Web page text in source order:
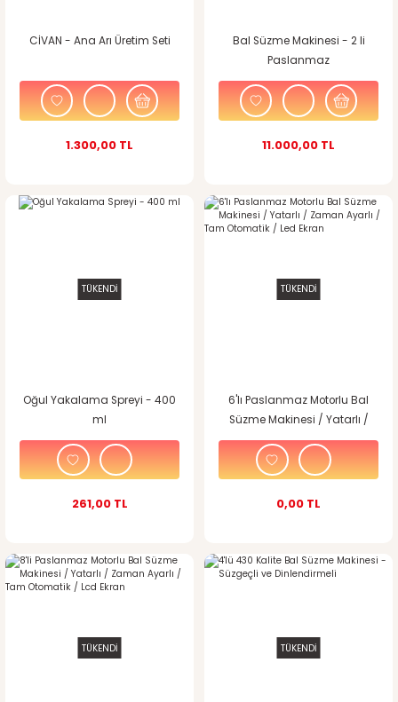
CİVAN - Ana Arı Üretim Seti
1.300,00 TL
Bal Süzme Makinesi - 2 li
Paslanmaz
11.000,00 TL
TÜKENDİ
Oğul Yakalama Spreyi - 400
ml
261,00 TL
TÜKENDİ
6'lı Paslanmaz Motorlu Bal
Süzme Makinesi / Yatarlı /
Zaman Ayarlı / Tam
Otomatik / Led Ekran
0,00 TL
TÜKENDİ TÜKENDİ